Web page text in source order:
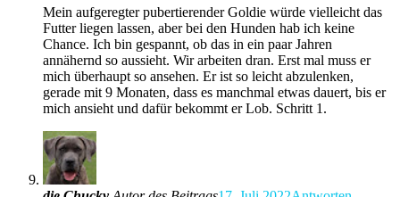
Mein aufgeregter pubertierender Goldie würde vielleicht das
Futter liegen lassen, aber bei den Hunden hab ich keine
Chance. Ich bin gespannt, ob das in ein paar Jahren
annähernd so aussieht. Wir arbeiten dran. Erst mal muss er
mich überhaupt so ansehen. Er ist so leicht abzulenken,
gerade mit 9 Monaten, dass es manchmal etwas dauert, bis er
mich ansieht und dafür bekommt er Lob. Schritt 1.